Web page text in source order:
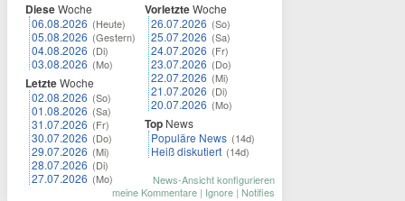
DieseWoche
06.08.2026 (Heute)
05.08.2026 (Gestern)
04.08.2026 (Di)
03.08.2026 (Mo)
LetzteWoche
02.08.2026 (So)
01.08.2026 (Sa)
31.07.2026 (Fr)
30.07.2026 (Do)
29.07.2026 (Mi)
28.07.2026 (Di)
27.07.2026 (Mo)
VorletzteWoche
26.07.2026 (So)
25.07.2026 (Sa)
24.07.2026 (Fr)
23.07.2026 (Do)
22.07.2026 (Mi)
21.07.2026 (Di)
20.07.2026 (Mo)
Top News
Populäre News (14d)
Heiß diskutiert (14d)
News-Ansicht konfigurieren
meine Kommentare | Ignore | Notifies